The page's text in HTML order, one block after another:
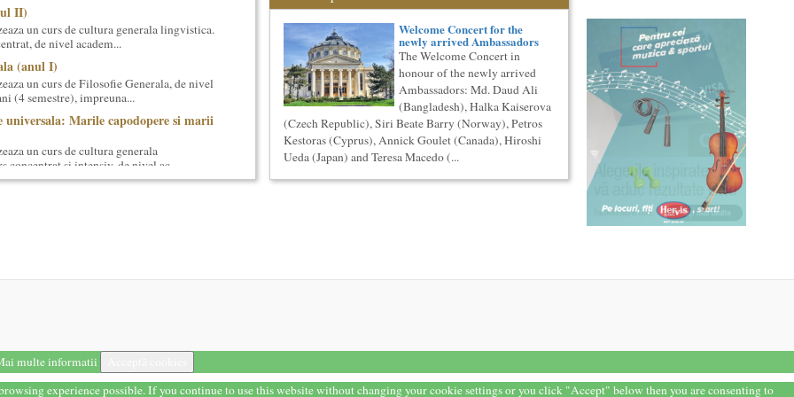
II)
un curs de cultura generala lingvistica.
de nivel academ...
(anul I)
un curs de Filosofie Generala, de nivel
(4 semestre), impreuna...
universala: Marile capodopere si marii
un curs de cultura generala
concentrat si intensiv, de nivel ac...
Meachem
capodopere
un curs de arta universala: "Marile
Welcome Concert for the
newly arrived Ambassadors
The Welcome Concert in
honour of the newly arrived
Ambassadors: Md. Daud Ali
(Bangladesh), Halka Kaiserova
(Czech Republic), Siri Beate Barry (Norway), Petros
Kestoras (Cyprus), Annick Goulet (Canada), Hiroshi
Ueda (Japan) and Teresa Macedo (...
multe informatii
experience possible. If you continue to use this website without changing your cookie settings or you click "Accept" below then you are consenting to